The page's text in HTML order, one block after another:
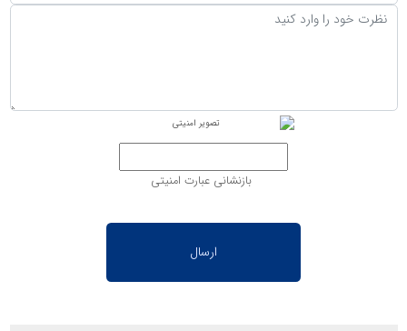
بازنشانی عبارت امنیتی